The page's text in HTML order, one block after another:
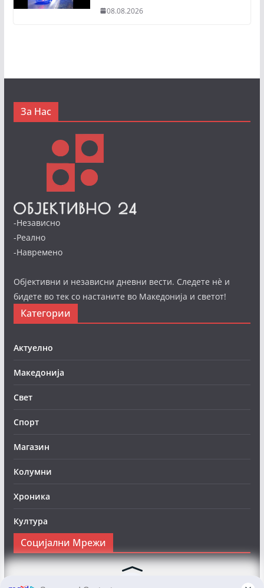
08.08.2026
За Нас
-Независно
-Реално
-Навремено
Објективни и независни дневни вести. Следете нè и
бидете во тек со настаните во Македонија и светот!
Категории
Актуелно
Македонија
Свет
Спорт
Магазин
Колумни
Хроника
Култура
Социјални Мрежи